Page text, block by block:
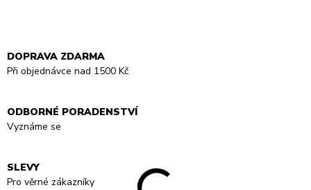
DOPRAVA ZDARMA
Při objednávce nad 1500 Kč
ODBORNÉ PORADENSTVÍ
Vyznáme se
SLEVY
Pro věrné zákazníky